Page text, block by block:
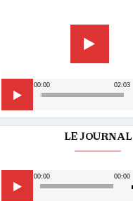
00:00 02:03
LE JOURNAL
audio
00:00 00:00